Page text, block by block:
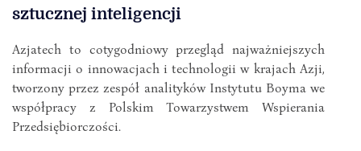
sztucznej inteligencji
Azjatech to cotygodniowy przegląd najważniejszych
informacji o innowacjach i technologii w krajach Azji,
tworzony przez zespół analityków Instytutu Boyma we
współpracy z Polskim Towarzystwem Wspierania
Przedsiębiorczości.